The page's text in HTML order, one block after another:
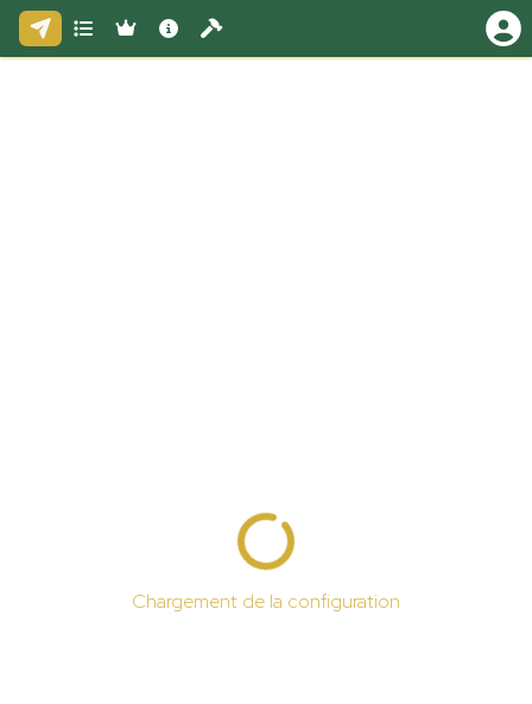
Chargement de la configuration